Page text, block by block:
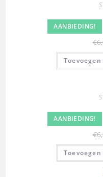
AANBIEDING!
€
AANBIEDING!
€